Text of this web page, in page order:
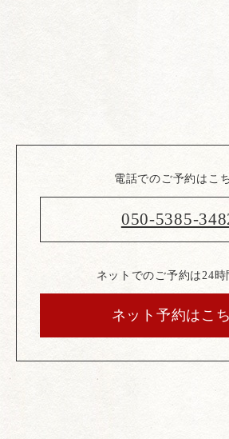
電話でのご予約はこ
050-5385-
ネットでのご予約は24時
ネット予約はこ